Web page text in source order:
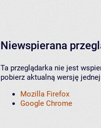
Niewspierana
Ta przeglądarka nie jest
pobierz aktualną wersję
Mozilla Firefox
Google Chrome